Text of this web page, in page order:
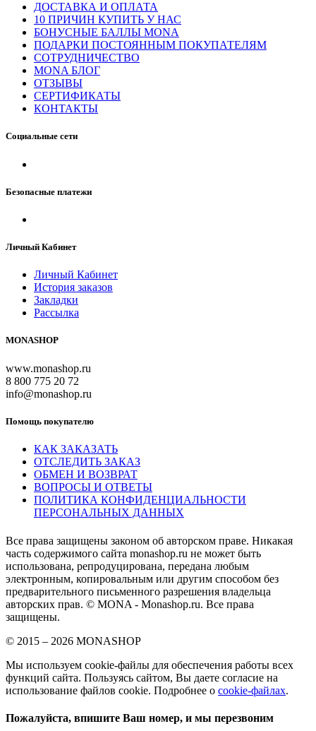
ДОСТАВКА И ОПЛАТА
10 ПРИЧИН КУПИТЬ У НАС
БОНУСНЫЕ БАЛЛЫ MONA
ПОДАРКИ ПОСТОЯННЫМ ПОКУПАТЕЛЯМ
СОТРУДНИЧЕСТВО
MONA БЛОГ
ОТЗЫВЫ
СЕРТИФИКАТЫ
КОНТАКТЫ
Социальные сети
Безопасные платежи
Личный Кабинет
Личный Кабинет
История заказов
Закладки
Рассылка
MONASHOP
www.monashop.ru
8 800 775 20 72
info@monashop.ru
Помощь покупателю
КАК ЗАКАЗАТЬ
ОТСЛЕДИТЬ ЗАКАЗ
ОБМЕН И ВОЗВРАТ
ВОПРОСЫ И ОТВЕТЫ
ПОЛИТИКА КОНФИДЕНЦИАЛЬНОСТИ
ПЕРСОНАЛЬНЫХ ДАННЫХ
Все права защищены законом об авторском праве. Никакая
часть содержимого сайта monashop.ru не может быть
использована, репродуцирована, передана любым
электронным, копировальным или другим способом без
предварительного письменного разрешения владельца
авторских прав. © MONA - Monashop.ru. Все права
защищены.
© 2015 – 2026 MONASHOP
Мы используем cookie-файлы для обеспечения работы всех
функций сайта. Пользуясь сайтом, Вы даете согласие на
использование файлов cookie. Подробнее о cookie-файлах.
Пожалуйста, впишите Ваш номер, и мы перезвоним